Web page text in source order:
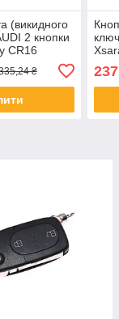
(викидного
2 кнопки
CR16
₴